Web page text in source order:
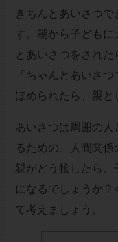
きちんとあいさつ
す。朝から子どもに
とあいさつをされた
「ちゃんとあいさ
ほめられたら、親と
あいさつは周囲の人
るための、人間関係
親がどう接したら、
になるでしょうか
て考えましょう。